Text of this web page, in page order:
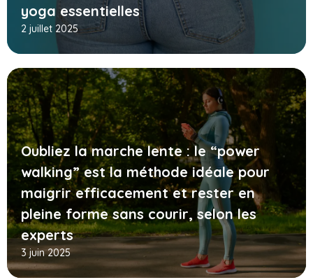
yoga essentielles
2 juillet 2025
Oubliez la marche lente : le “power
walking” est la méthode idéale pour
maigrir efficacement et rester en
pleine forme sans courir, selon les
experts
3 juin 2025